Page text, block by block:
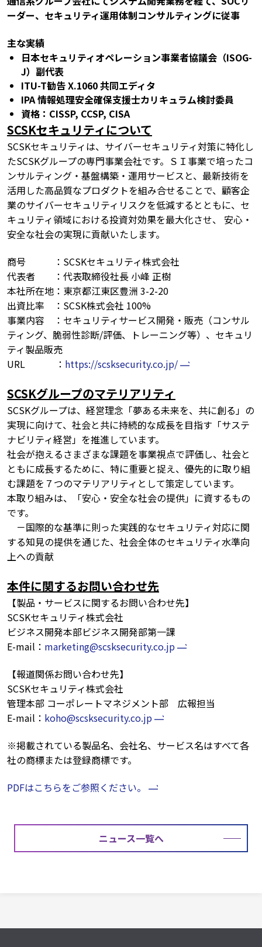
ーダー、セキュリティ運用体制コンサルティングに従事
主な実績
日本セキュリティオペレーション事業者協議会（ISOG-
J）副代表
ITU-T勧告 X.1060 共同エディタ
IPA 情報処理安全確保支援士カリキュラム検討委員
資格：CISSP, CCSP, CISA
SCSKセキュリティについて
SCSKセキュリティは、サイバーセキュリティ対策に特化し
たSCSKグループの専門事業会社です。ＳＩ事業で培ったコ
ンサルティング・基盤構築・運用サービスと、最新技術を
活用した高品質なプロダクトを組み合せることで、顧客企
業のサイバーセキュリティリスクを低減するとともに、セ
キュリティ領域における投資対効果を最大化させ、 安心・
安全な社会の実現に貢献いたします。
商号 ：SCSKセキュリティ株式会社
代表者 ：代表取締役社長 小峰 正樹
本社所在地：東京都江東区豊洲 3-2-20
出資比率 ：SCSK株式会社 100%
事業内容 ：セキュリティサービス開発・販売（コンサル
ティング、脆弱性診断/評価、トレーニング等）、セキュリ
ティ製品販売
URL ： https://scsksecurity.co.jp/
SCSKグループのマテリアリティ
SCSKグループは、経営理念「夢ある未来を、共に創る」の
実現に向けて、社会と共に持続的な成長を目指す「サステ
ナビリティ経営」を推進しています。
社会が抱えるさまざまな課題を事業視点で評価し、社会と
ともに成長するために、特に重要と捉え、優先的に取り組
む課題を７つのマテリアリティとして策定しています。
本取り組みは、「安心・安全な社会の提供」に資するもの
です。
－国際的な基準に則った実践的なセキュリティ対応に関
する知見の提供を通じた、社会全体のセキュリティ水準向
上への貢献
本件に関するお問い合わせ先
【製品・サービスに関するお問い合わせ先】
SCSKセキュリティ株式会社
ビジネス開発本部ビジネス開発部第一課
E-mail： marketing@scsksecurity.co.jp
【報道関係お問い合わせ先】
SCSKセキュリティ株式会社
管理本部 コーポレートマネジメント部 広報担当
E-mail： koho@scsksecurity.co.jp
※掲載されている製品名、会社名、サービス名はすべて各
社の商標または登録商標です。
PDFはこちらをご参照ください。
ニュース一覧へ